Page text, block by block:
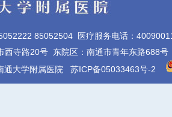
85052504 医疗服务电话：
西寺路20号 东院区：南通市青年东路688号
通大学附属医院 苏ICP备05033463号-2